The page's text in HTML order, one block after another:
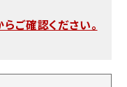
ご確認ください。